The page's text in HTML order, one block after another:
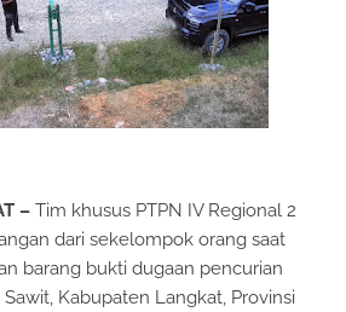
– Tim khusus PTPN IV Regional 2
dari sekelompok orang saat
barang bukti dugaan pencurian
Kabupaten Langkat, Provinsi